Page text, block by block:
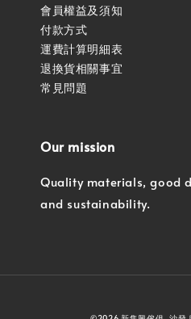
會員權益及須知
付款方式
運費計算明細表
退換貨相關事宜
常見問題
Our mission
Quality materials, good
and sustainability.